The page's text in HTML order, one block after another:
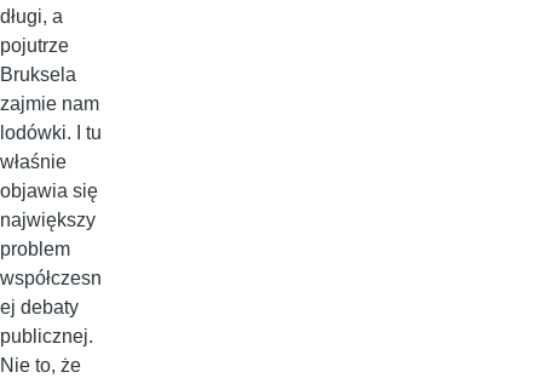
długi, a
pojutrze
Bruksela
zajmie nam
lodówki. I tu
właśnie
objawia się
największy
problem
współczesn
ej debaty
publicznej.
Nie to, że